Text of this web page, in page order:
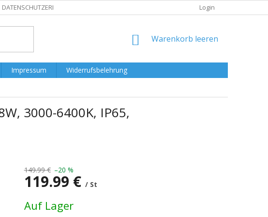
DATENSCHUTZERKLÄRUNG Login
WARENKORB
Warenkorb leeren
Impressum
Widerrufsbelehrung
3000-6400K, IP65,
149.99 € –20 %
119.99 € / St
Auf Lager